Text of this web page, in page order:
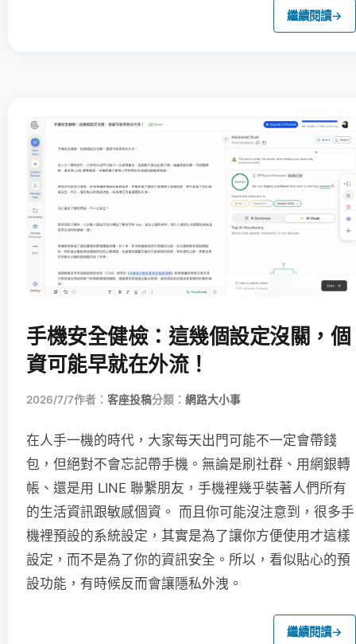
繼續閱讀→
手機安全健檢：這幾個設定沒關，個
資可能早就在外流！
2026/7/7作者： 客座投稿分類： 網路大小事
在人手一機的時代，大家每天出門可能不一定會帶錢
包，但絕對不會忘記帶手機。無論是刷社群、用網銀轉
帳、還是用 LINE 聯繫朋友，手機裡幾乎裝著人們所有
的生活資訊跟敏感個資。 而且你可能沒注意到，很多手
機裡預設的系統設定，其實是為了讓你方便使用才這樣
設定，而不是為了你的資訊安全。所以，看似貼心的預
設功能，有時候反而會讓隱私外洩。
繼續閱讀→